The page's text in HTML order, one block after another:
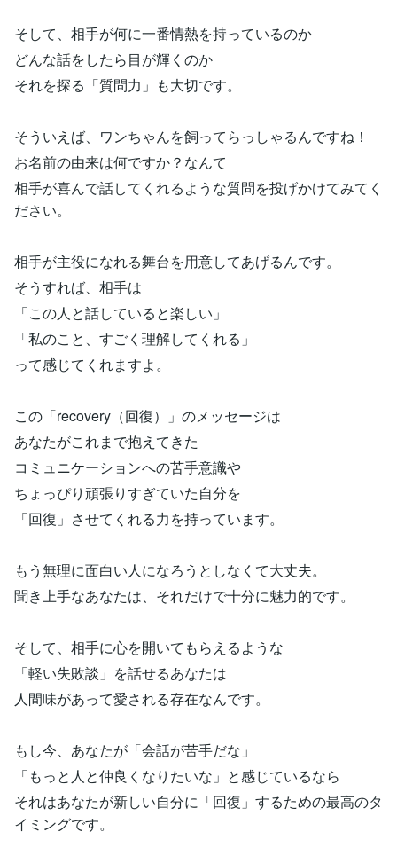
そして、相手が何に一番情熱を持っているのか
どんな話をしたら目が輝くのか
それを探る「質問力」も大切です。
そういえば、ワンちゃんを飼ってらっしゃるんですね！
お名前の由来は何ですか？なんて
相手が喜んで話してくれるような質問を投げかけてみてく
ださい。
相手が主役になれる舞台を用意してあげるんです。
そうすれば、相手は
「この人と話していると楽しい」
「私のこと、すごく理解してくれる」
って感じてくれますよ。
この「recovery（回復）」のメッセージは
あなたがこれまで抱えてきた
コミュニケーションへの苦手意識や
ちょっぴり頑張りすぎていた自分を
「回復」させてくれる力を持っています。
もう無理に面白い人になろうとしなくて大丈夫。
聞き上手なあなたは、それだけで十分に魅力的です。
そして、相手に心を開いてもらえるような
「軽い失敗談」を話せるあなたは
人間味があって愛される存在なんです。
もし今、あなたが「会話が苦手だな」
「もっと人と仲良くなりたいな」と感じているなら
それはあなたが新しい自分に「回復」するための最高のタ
イミングです。